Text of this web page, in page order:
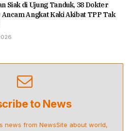
Siak di Ujung Tanduk, 38 Dokter
Angkat Kaki Akibat TPP Tak
to News
news from NewsSite about world,